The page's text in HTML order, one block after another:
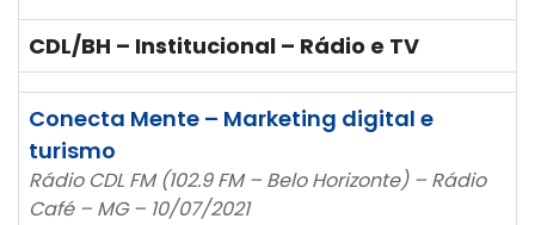
CDL/BH – Institucional – Rádio e TV
Conecta Mente – Marketing digital e
turismo
Rádio CDL FM (102.9 FM – Belo Horizonte) – Rádio
Café – MG – 10/07/2021